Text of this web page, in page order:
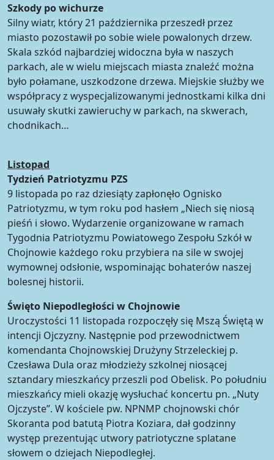
Szkody po wichurze
Silny wiatr, który 21 października przeszedł przez
miasto pozostawił po sobie wiele powalonych drzew.
Skala szkód najbardziej widoczna była w naszych
parkach, ale w wielu miejscach miasta znaleźć można
było połamane, uszkodzone drzewa. Miejskie służby we
współpracy z wyspecjalizowanymi jednostkami kilka dni
usuwały skutki zawieruchy w parkach, na skwerach,
chodnikach…
Listopad
Tydzień Patriotyzmu PZS
9 listopada po raz dziesiąty zapłonęło Ognisko
Patriotyzmu, w tym roku pod hasłem „Niech się niosą
pieśń i słowo. Wydarzenie organizowane w ramach
Tygodnia Patriotyzmu Powiatowego Zespołu Szkół w
Chojnowie każdego roku przybiera na sile w swojej
wymownej odsłonie, wspominając bohaterów naszej
bolesnej historii.
Święto Niepodległości w Chojnowie
Uroczystości 11 listopada rozpoczęły się Mszą Świętą w
intencji Ojczyzny. Następnie pod przewodnictwem
komendanta Chojnowskiej Drużyny Strzeleckiej p.
Czesława Dula oraz młodzieży szkolnej niosącej
sztandary mieszkańcy przeszli pod Obelisk. Po południu
mieszkańcy mieli okazję wysłuchać koncertu pn. „Nuty
Ojczyste”. W kościele pw. NPNMP chojnowski chór
Skoranta pod batutą Piotra Koziara, dał godzinny
występ prezentując utwory patriotyczne splatane
słowem o dziejach Niepodległej.